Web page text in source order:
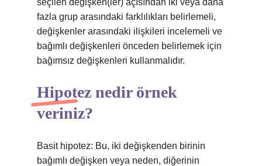
seçilen değişken(ler) açısından iki veya daha
fazla grup arasındaki farklılıkları belirlemeli,
değişkenler arasındaki ilişkileri incelemeli ve
bağımlı değişkenleri önceden belirlemek için
bağımsız değişkenleri kullanmalıdır.
Hipotez nedir örnek
veriniz?
Basit hipotez: Bu, iki değişkenden birinin
bağımlı değişken veya neden, diğerinin